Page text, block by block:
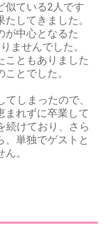
似ている2人です
してきました。
が中心となるた
ませんでした。
こともありました
とでした。
しまったので、
まれずに卒業して
続けており、さら
、単独でゲストと
。